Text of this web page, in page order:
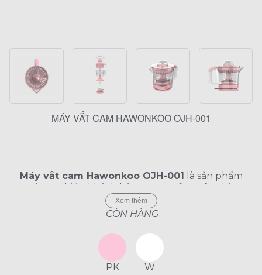
MÁY VẮT CAM HAWONKOO OJH-001
Máy vắt cam Hawonkoo OJH-001
là sản phẩm
được nhiều khách hàng quan tâm trên thị
trường hiện nay. Với thiết kế màu hồng pastel
mang phong cáchHawonkoo
điểm nổi bật. Hawonkoo OJH-001 là lựa chọn
phù hợp để gia đình vắt nước cam nhanh gọn
và thuận tiện hơn.
Xem thêm
CÒN HÀNG
PK W